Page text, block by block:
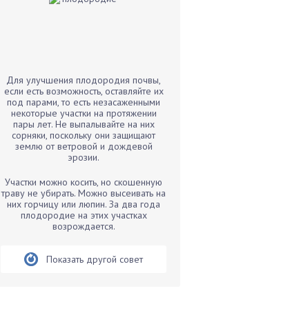
Бархатцы
Бегония
Белые грибы
Бирючина
Боярышнык
Бруннера
Брусника
Вазоны
Для улучшения плодородия почвы,
если есть возможность, оставляйте их
под парами, то есть незасаженными
некоторые участки на протяжении
пары лет. Не выпалывайте на них
сорняки, поскольку они защищают
землю от ветровой и дождевой
эрозии.
Участки можно косить, но скошенную
траву не убирать. Можно высеивать на
них горчицу или люпин. За два года
плодородие на этих участках
возрождается.
Показать другой совет